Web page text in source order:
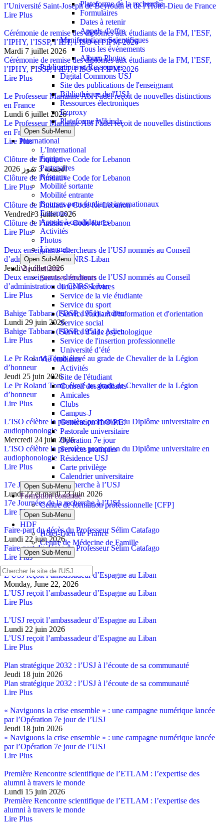
Plateforme de la recherche
Formulaires
Dates à retenir
Appels d'offre
Manifestations Scientifiques
Tous les événements
Album Photos
Publications et Ressources
Digital Commons USJ
Site des publications de l'enseignant
Bibliothèque de l'USJ
Ressources électroniques
Ezproxy
Plateforme Wikindx
Open Sub-Menu
International
L'International
Équipe
Partenaires
Réseaux
Mobilité sortante
Mobilité entrante
Bourses pour étudiants internationaux
Erasmus +
Appels à candidatures
Activités
Photos
Live map
Open Sub-Menu
Vie étudiante
Services étudiants
Tous les Services
Service de la vie étudiante
Service du sport
Service étudiant d'information et d'orientation
Service social
Service d'aide psychologique
Service de l'insertion professionnelle
Université d’été
Vie étudiante
Activités
Site de l'étudiant
Conseil des étudiants
Amicales
Clubs
Campus-J
Generation H.O.P.E.
Pastorale universitaire
Opération 7e jour
Services pratiques
Résidence USJ
Carte privilège
Calendrier universitaire
Open Sub-Menu
Formation continue
Centre de formation professionnelle [CFP]
Open Sub-Menu
HDF
Hôtel-Dieu de France
Centre de Médecine de Famille
Open Sub-Menu
l’Université Saint-Joseph de Beyrouth et de l’Hôtel-Dieu de France
Lire Plus
Cérémonie de remise des diplômes aux étudiants de la FM, l’ESF,
l’IPHY, l’ISSP, l’IET, l’ISO et l’IPM-2026
Mardi 7 juillet 2026
Cérémonie de remise des diplômes aux étudiants de la FM, l’ESF,
l’IPHY, l’ISSP, l’IET, l’ISO et l’IPM-2026
Lire Plus
Le Professeur Marianne Abi Fadel reçoit de nouvelles distinctions
en France
Lundi 6 juillet 2026
Le Professeur Marianne Abi Fadel reçoit de nouvelles distinctions
en France
Lire Plus
Clôture de l’initiative Code for Lebanon
الجمعة 3 تموز 2026
Clôture de l’initiative Code for Lebanon
Lire Plus
Clôture de l’initiative Code for Lebanon
Vendredi 3 juillet 2026
Clôture de l’initiative Code for Lebanon
Lire Plus
Deux enseignants-chercheurs de l’USJ nommés au Conseil
d’administration du CNRS-Liban
Jeudi 2 juillet 2026
Deux enseignants-chercheurs de l’USJ nommés au Conseil
d’administration du CNRS-Liban
Lire Plus
Bahige Tabbara (FDSP, 1951) : Adieu
Lundi 29 juin 2026
Bahige Tabbara (FDSP, 1951) : Adieu
Lire Plus
Le Pr Roland Tomb élevé au grade de Chevalier de la Légion
d’honneur
Jeudi 25 juin 2026
Le Pr Roland Tomb élevé au grade de Chevalier de la Légion
d’honneur
Lire Plus
L’ISO célèbre la première promotion du Diplôme universitaire en
audiophonologie
Mercredi 24 juin 2026
L’ISO célèbre la première promotion du Diplôme universitaire en
audiophonologie
Lire Plus
17e Journées de la recherche à l’USJ
Lundi 22 et mardi 23 juin 2026
17e Journées de la recherche à l’USJ
Lire Plus
Faire-part du décès du Professeur Sélim Catafago
Lundi 22 juin 2026
Faire-part du décès du Professeur Sélim Catafago
Lire Plus
L’USJ reçoit l’ambassadeur d’Espagne au Liban
Monday, June 22, 2026
L’USJ reçoit l’ambassadeur d’Espagne au Liban
Lire Plus
L’USJ reçoit l’ambassadeur d’Espagne au Liban
Lundi 22 juin 2026
L’USJ reçoit l’ambassadeur d’Espagne au Liban
Lire Plus
Plan stratégique 2032 : l’USJ à l’écoute de sa communauté
Jeudi 18 juin 2026
Plan stratégique 2032 : l’USJ à l’écoute de sa communauté
Lire Plus
« Naviguons la crise ensemble » : une campagne numérique lancée
par l’Opération 7e jour de l’USJ
Jeudi 18 juin 2026
« Naviguons la crise ensemble » : une campagne numérique lancée
par l’Opération 7e jour de l’USJ
Lire Plus
Première Rencontre scientifique de l’ETLAM : l’expertise des
alumni à travers le monde
Lundi 15 juin 2026
Première Rencontre scientifique de l’ETLAM : l’expertise des
alumni à travers le monde
Lire Plus